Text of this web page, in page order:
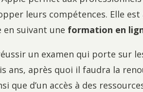
leurs compétences. Elle
suivant une formation en
un examen qui porte sur
ans, après quoi il faudra la
que d’un accès à des